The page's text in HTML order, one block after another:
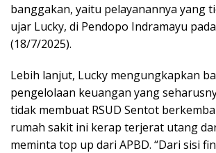
banggakan, yaitu pelayanannya yang
ujar Lucky, di Pendopo Indramayu
(18/7/2025).
Lebih lanjut, Lucky mengungkapkan
pengelolaan keuangan yang
tidak membuat RSUD Sentot
rumah sakit ini kerap terjerat utang
meminta top up dari APBD. “Dari sisi